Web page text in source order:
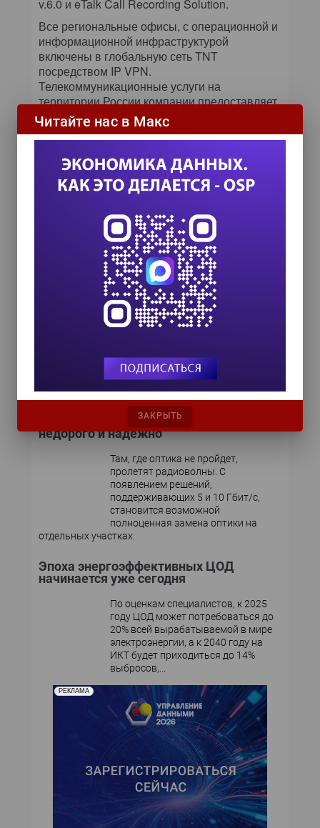
v.6.0 и eTalk Call Recording Solution.
Все региональные офисы, с операционной и
информационной инфраструктурой
включены в глобальную сеть TNT
посредством IP VPN.
Телекоммуникационные услуги на
территории России компании предоставляет
Golden Telecom, за ее пределами — British
Telecom. В дальнейших планах российской
видеоконференц-связи на основе решений
Tandberg (это оборудование, а также СКС
SYSTIMAX, выбрано в качестве
внедряться еще в 60 странах) и
сертификация по ISO27001 (эффективное
управление информационной
безопасностью).
Радиоканалы mmWave: быстро,
недорого и надежно
Там, где оптика не пройдет,
пролетят радиоволны. С
появлением решений,
поддерживающих 5 и 10 Гбит/с,
становится возможной
полноценная замена оптики на
отдельных участках.
Эпоха энергоэффективных ЦОД
начинается уже сегодня
По оценкам специалистов, к 2025
году ЦОД может потребоваться до
20% всей вырабатываемой в мире
электроэнергии, а к 2040 году на
ИКТ будет приходиться до 14%
выбросов,...
РЕКЛАМА
Читайте нас в Макс
ЗАКРЫТЬ